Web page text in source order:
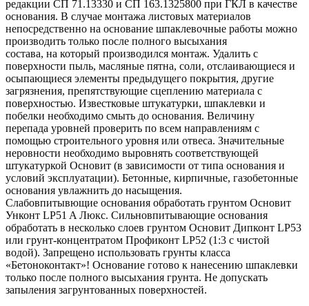
редакции СП 71.13330 и СП 163.1325800 при ГКЛ в качестве
основания. В случае монтажа листовых материалов
непосредственно на основание шпаклевочные работы можно
производить только после полного высыхания
состава, на который производился монтаж. Удалить с
поверхности пыль, масляные пятна, соли, отслаивающиеся и
осыпающиеся элементы предыдущего покрытия, другие
загрязнения, препятствующие сцеплению материала с
поверхностью. Известковые штукатурки, шпаклевки и
побелки необходимо смыть до основания. Величину
перепада уровней проверить по всем направлениям с
помощью строительного уровня или отвеса. Значительные
неровности необходимо выровнять соответствующей
штукатуркой Основит (в зависимости от типа основания и
условий эксплуатации). Бетонные, кирпичные, газобетонные
основания увлажнить до насыщения.
Слабовпитывющие основания обработать грунтом Основит
Унконт LP51 A Люкс. Сильновпитывающие основания
обработать в несколько слоев грунтом Основит Дипконт LP53
или грунт-концентратом Профиконт LP52 (1:3 с чистой
водой). Запрещено использовать грунты класса
«Бетоноконтакт»! Основание готово к нанесению шпаклевки
только после полного высыхания грунта. Не допускать
запыления загрунтованных поверхностей.